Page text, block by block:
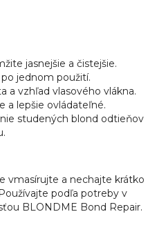
jasnejšie a čistejšie.
po jednom použití.
a vzhľad vlasového vlákna.
a lepšie ovládateľné.
studených blond odtieňov
vmasírujte a nechajte krátko
podľa potreby v
BLONDME Bond Repair.